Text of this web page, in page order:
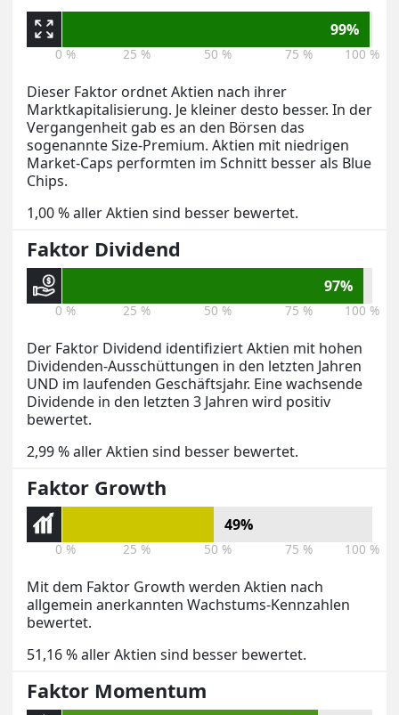
99%
0 % 25 % 50 % 75 % 100 %
Dieser Faktor ordnet Aktien nach ihrer
Marktkapitalisierung. Je kleiner desto besser. In der
Vergangenheit gab es an den Börsen das
sogenannte Size-Premium. Aktien mit niedrigen
Market-Caps performten im Schnitt besser als Blue
Chips.
1,00 % aller Aktien sind besser bewertet.
Faktor Dividend
97%
0 % 25 % 50 % 75 % 100 %
Der Faktor Dividend identifiziert Aktien mit hohen
Dividenden-Ausschüttungen in den letzten Jahren
UND im laufenden Geschäftsjahr. Eine wachsende
Dividende in den letzten 3 Jahren wird positiv
bewertet.
2,99 % aller Aktien sind besser bewertet.
Faktor Growth
49%
0 % 25 % 50 % 75 % 100 %
Mit dem Faktor Growth werden Aktien nach
allgemein anerkannten Wachstums-Kennzahlen
bewertet.
51,16 % aller Aktien sind besser bewertet.
Faktor Momentum